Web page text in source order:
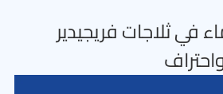
في ثلاجات فريجيدير